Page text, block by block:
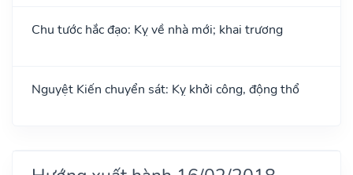
Chu tước hắc đạo: Kỵ về nhà mới; khai trương
Nguyệt Kiến chuyển sát: Kỵ khởi công, động thổ